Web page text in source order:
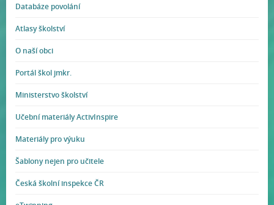
Databáze povolání
Atlasy školství
O naší obci
Portál škol jmkr.
Ministerstvo školství
Učební materiály ActivInspire
Materiály pro výuku
Šablony nejen pro učitele
Česká školní inspekce ČR